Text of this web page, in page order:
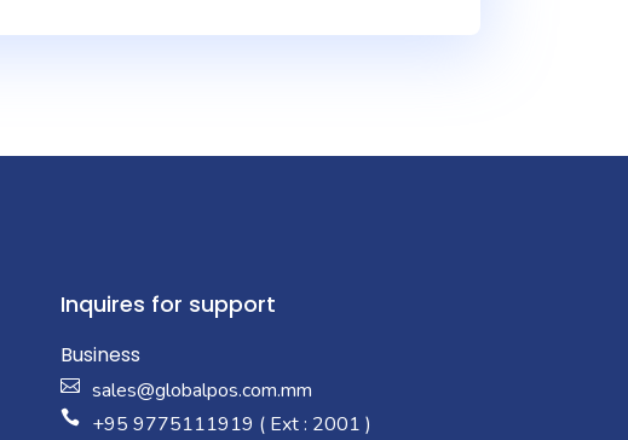
Inquires for support
Business
sales@globalpos.com.mm
+95 9775111919 ( Ext : 2001 )